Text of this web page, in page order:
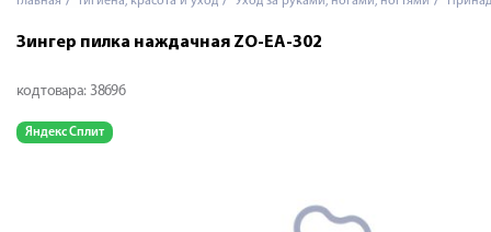
Зингер пилка наждачная ZO-EA-302
код товара: 38696
Яндекс Сплит